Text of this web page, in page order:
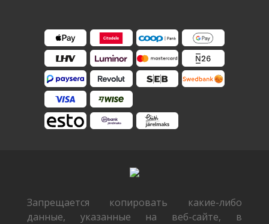
Запрещается копировать какие-либо
данные, указанные на веб-сайте, в